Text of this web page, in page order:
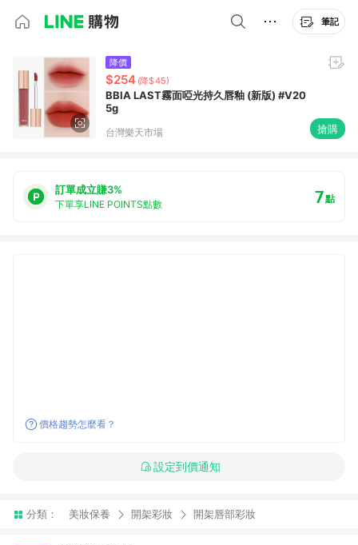
筆記
降價
$254 (降$45)
BBIA LAST霧面啞光持久唇釉 (新版) #V20
5g
台灣樂天市場 搶購
訂單成立賺3%
下單享LINE POINTS點數 7點
價格趨勢怎麼看？
設定到價通知
分類： 美妝保養 開架彩妝 開架唇部彩妝